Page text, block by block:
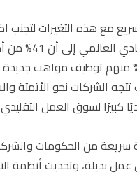
مع هذه التغيرات لتجنب
وأشار
بينما يعتزم 70% منهم
الشركات نحو الأتمتة
كبيرًا لسوق العمل
سريعة من الحكومات
بديلة، وتحديث أنظمة